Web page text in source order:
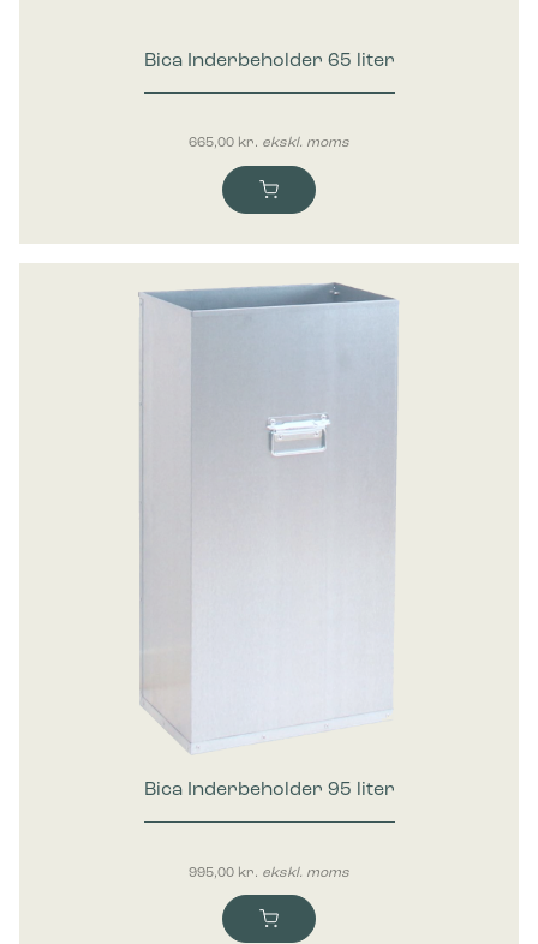
Bica Inderbeholder 65 liter
665,00 kr. ekskl. moms
Bica Inderbeholder 95 liter
995,00 kr. ekskl. moms